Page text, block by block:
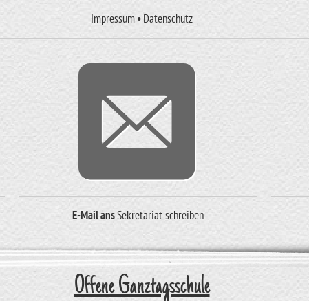
Impressum•Datenschutz
E-Mail ansSekretariatschreiben
Offene Ganztagsschule